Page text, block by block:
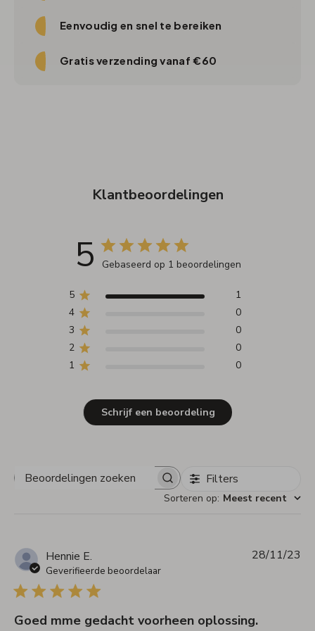
Eenvoudig en snel te bereiken
Gratis verzending vanaf €60
Klantbeoordelingen
5 Gebaseerd op 1 beoordelingen
5
1
4
0
3
0
2
0
1
0
Schrijf een beoordeling
Beoordelingen Filters
Sorteren op: Meest recent
Hennie E.
Geverifieerde beoordelaar
Goed mme gedacht voorheen oplossing.
28/11/23